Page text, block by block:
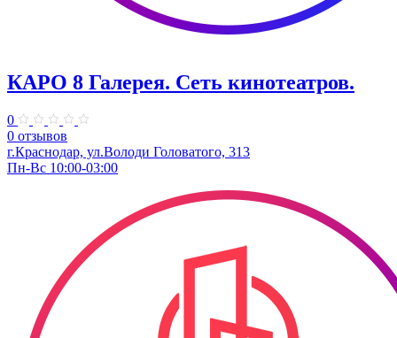
КАРО 8 Галерея. Сеть кинотеатров.
0
0 отзывов
г.Краснодар, ул.Володи Головатого, 313
Пн-Вс 10:00-03:00